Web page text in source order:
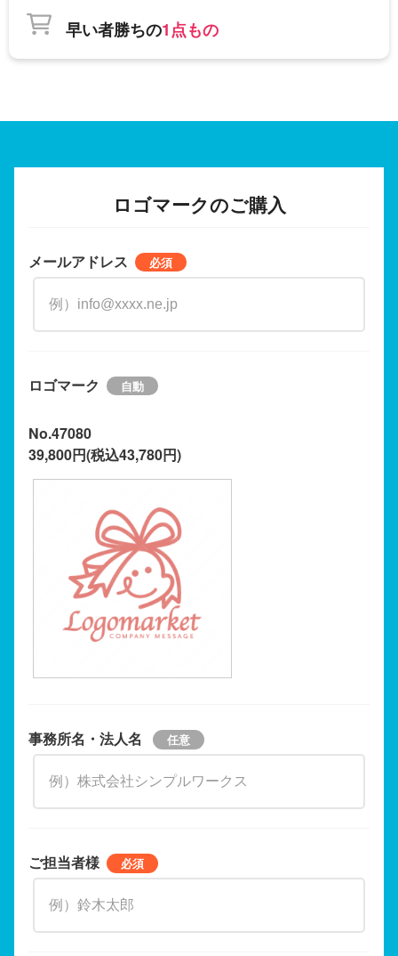
早い者勝ちの1点もの
ロゴマークのご購入
メールアドレス
ロゴマーク
No.47080
39,800円(税込43,780円)
事務所名・法人名
ご担当者様